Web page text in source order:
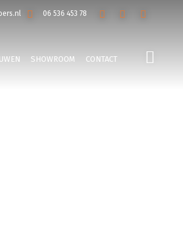
06 536 453 78
SHOWROOM CONTACT